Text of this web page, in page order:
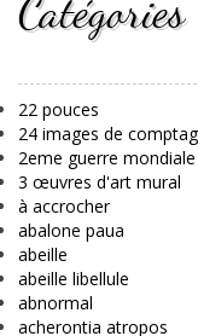
Catégories
22 pouces
24 images de
2eme guerre mondiale
3 œuvres d'art mural
à accrocher
abalone paua
abeille
abeille libellule
abnormal
acherontia atropos